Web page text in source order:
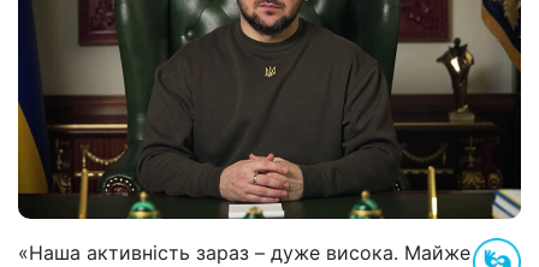
«Наша активність зараз – дуже висока. Майже